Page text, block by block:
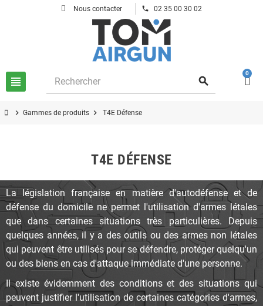
Nous contacter phone 02 35 00 30 02
view_headline search
0
chevron_right Gammes de produits chevron_right T4E Défense
T4E DÉFENSE
La législation française en matière d'autodéfense et de
défense du domicile ne permet l'utilisation d'armes létales
que dans certaines situations très particulières. Depuis
quelques années, il y a des outils ou des armes non létales
qui peuvent être utilisés pour se défendre, protéger quelqu'un
ou des biens en cas d'attaque immédiate d'une personne.
Il existe évidemment des conditions et des situations qui
peuvent justifier l'utilisation de certaines catégories d'armes,